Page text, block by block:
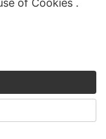
LEGEAY
with